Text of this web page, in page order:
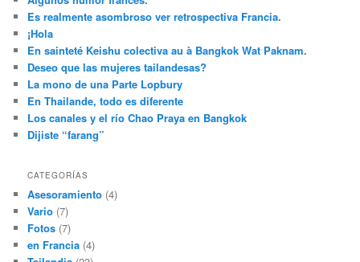
Es realmente asombroso ver retrospectiva Francia.
¡Hola
En sainteté Keishu colectiva au à Bangkok Wat Paknam.
Deseo que las mujeres tailandesas?
La mono de una Parte Lopbury
En Thailande, todo es diferente
Los canales y el río Chao Praya en Bangkok
Dijiste “farang”
CATEGORÍAS
Asesoramiento (4)
Vario (7)
Fotos (7)
en Francia (4)